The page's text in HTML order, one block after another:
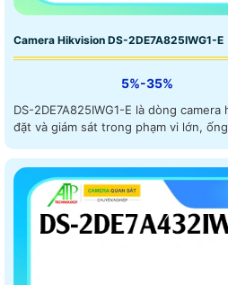
Camera Hikvision DS-2DE7A825IWG1-E
5%-35%
DS-2DE7A825IWG1-E là dòng
đặt và giám sát trong phạm vi lớn,